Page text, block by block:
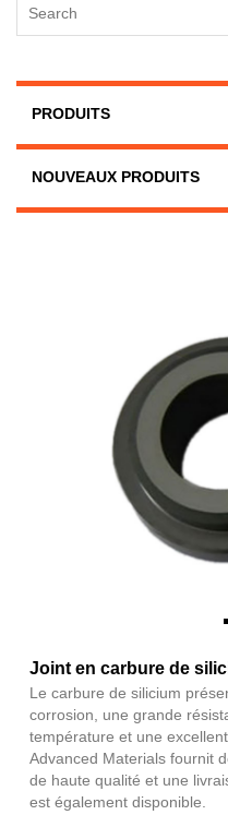
PRODUITS
NOUVEAUX PRODUITS
Joint en carbure de
Le carbure de silicium
corrosion, une grande
température et une
Advanced Materials fournit
de haute qualité et une
est également disponible.